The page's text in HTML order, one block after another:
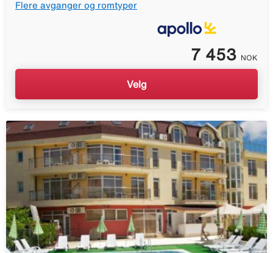
Flere avganger og romtyper
7 453 NOK
Velg